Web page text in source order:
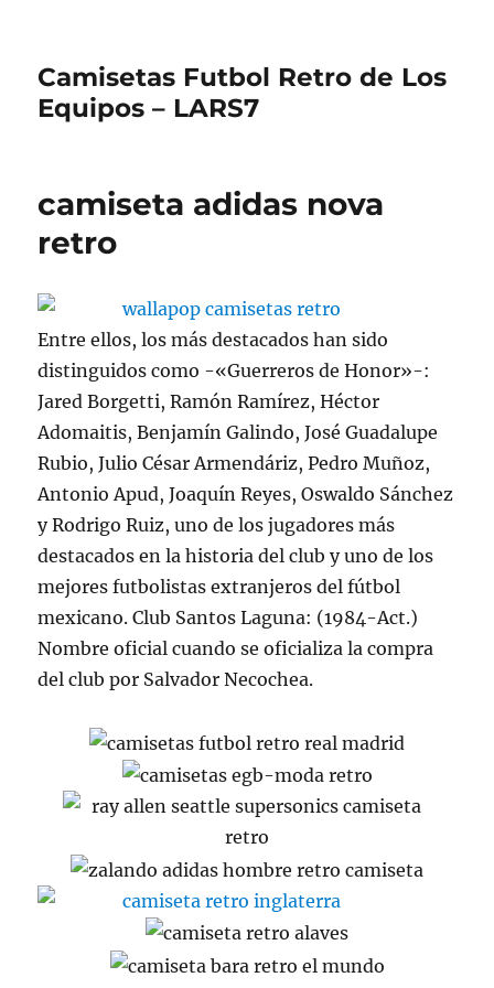
Camisetas Futbol Retro de Los
Equipos – LARS7
camiseta adidas nova
retro
Entre ellos, los más destacados han sido
distinguidos como -«Guerreros de Honor»-:
Jared Borgetti, Ramón Ramírez, Héctor
Adomaitis, Benjamín Galindo, José Guadalupe
Rubio, Julio César Armendáriz, Pedro Muñoz,
Antonio Apud, Joaquín Reyes, Oswaldo Sánchez
y Rodrigo Ruiz, uno de los jugadores más
destacados en la historia del club y uno de los
mejores futbolistas extranjeros del fútbol
mexicano. Club Santos Laguna: (1984-Act.)
Nombre oficial cuando se oficializa la compra
del club por Salvador Necochea.